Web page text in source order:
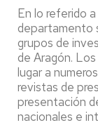
En lo referido
departamento
grupos de
de Aragón.
lugar a
revistas de
presentación
nacionales e